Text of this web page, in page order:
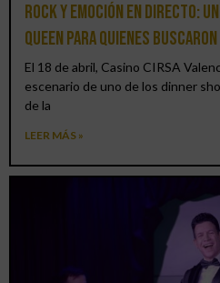
Rock y emoción en directo:
Queen para quienes
El 18 de abril, Casino CIRSA
escenario de uno de los dinner
de la
LEER MÁS »